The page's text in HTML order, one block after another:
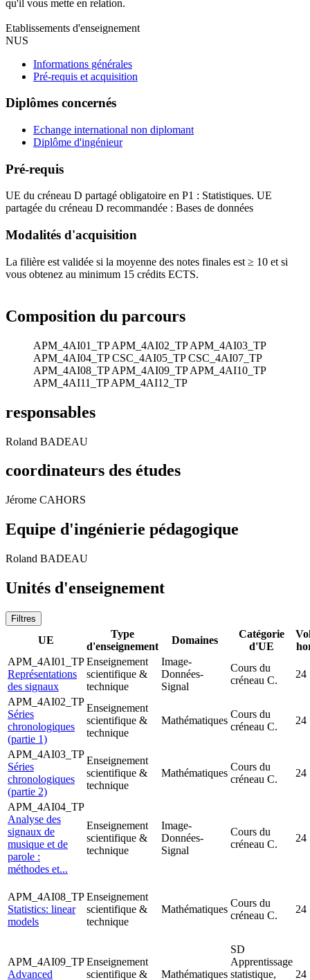
qu'il vous mette en relation.
Etablissements d'enseignement
NUS
Informations générales
Pré-requis et acquisition
Diplômes concernés
Echange international non diplomant
Diplôme d'ingénieur
Pré-requis
UE du créneau D partagé obligatoire en P1 : Statistiques. UE
partagée du créneau D recommandée : Bases de données
Modalités d'acquisition
La filière est validée si la moyenne des notes finales est ≥ 10 et si
vous obtenez au minimum 15 crédits ECTS.
Composition du parcours
APM_4AI01_TP APM_4AI02_TP APM_4AI03_TP
APM_4AI04_TP CSC_4AI05_TP CSC_4AI07_TP
APM_4AI08_TP APM_4AI09_TP APM_4AI10_TP
APM_4AI11_TP APM_4AI12_TP
responsables
Roland BADEAU
coordinateurs des études
Jérome CAHORS
Equipe d'ingénierie pédagogique
Roland BADEAU
Unités d'enseignement
Filtres
UE
Type
d'enseignement
Domaines
Catégorie
d'UE
APM_4AI01_TP
Représentations
des signaux
Enseignement
scientifique &
technique
Image-
Données-
Signal
Cours du
créneau C.
24
APM_4AI02_TP
Séries
chronologiques
(partie 1)
Enseignement
scientifique &
technique
Mathématiques
Cours du
créneau C.
24
APM_4AI03_TP
Séries
chronologiques
(partie 2)
Enseignement
scientifique &
technique
Mathématiques
Cours du
créneau C.
24
APM_4AI04_TP
Analyse des
signaux de
musique et de
parole :
méthodes et...
Enseignement
scientifique &
technique
Image-
Données-
Signal
Cours du
créneau C.
24
APM_4AI08_TP
Statistics: linear
models
Enseignement
scientifique &
technique
Mathématiques
Cours du
créneau C.
24
APM_4AI09_TP
Advanced
Enseignement
scientifique &
Mathématiques
SD
Apprentissage
statistique,
24